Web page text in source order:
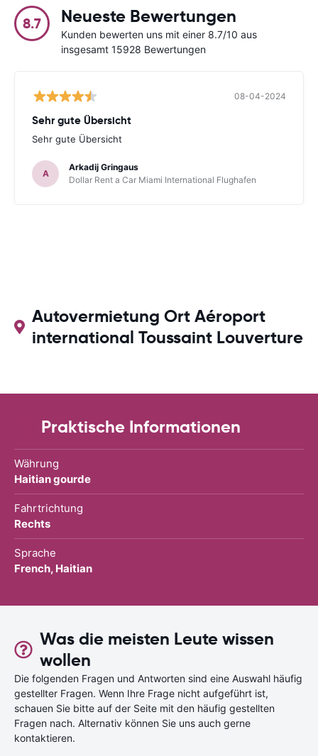
8.7 Neueste Bewertungen
Kunden bewerten uns mit einer 8.7/10 aus
insgesamt 15928 Bewertungen
08-04-2024
Sehr gute Übersicht
Sehr gute Übersicht
A
Arkadij Gringaus
Dollar Rent a Car Miami International Flughafen
Autovermietung Ort Aéroport
international Toussaint Louverture
Praktische Informationen
Währung
Haitian gourde
Fahrtrichtung
Rechts
Sprache
French, Haitian
Was die meisten Leute wissen
wollen
Die folgenden Fragen und Antworten sind eine Auswahl häufig
gestellter Fragen. Wenn Ihre Frage nicht aufgeführt ist,
schauen Sie bitte auf der Seite mit den häufig gestellten
Fragen nach. Alternativ können Sie uns auch gerne
kontaktieren.